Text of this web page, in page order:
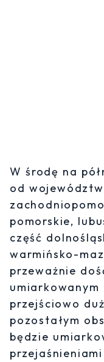
W środę na
od
pomorskie,
część
warmińsko-
przeważnie
umiarkowanym
przejściowo
pozostałym
będzie